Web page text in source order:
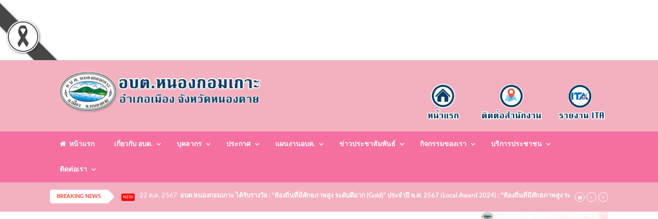
หน้าแรก เกี่ยวกับ อบต. บุคลากร ประกาศ แผนงานอบต. ข่าวประชาสัมพันธ์ กิจกรรมของเรา บริการประชาชน
ติดต่อเรา
BREAKING NEWS NEW 22 ต.ค. 2567 อบต.หนองกอมเกาะ ได้รับรางวัล : "ท้องถิ่นที่มีศักยภาพสูง ระดับดีมาก (Gold)" ประจำปี พ.ศ. 2567 (Local Award 2024) : "ท้องถิ่นที่มีศักยภาพสูง ระดับชมเชย (Bronze)" ประจำปี พ.